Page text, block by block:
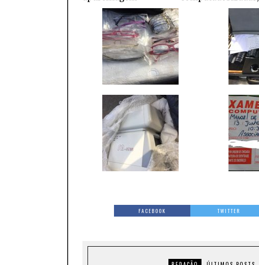
FACEBOOK TWITTER